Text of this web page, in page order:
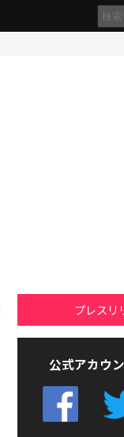
プレスリ
公式アカウ